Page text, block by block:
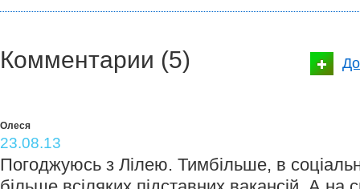
Комментарии (5)
Олеся
23.08.13
Погоджуюсь з Лілею. Тимбільше, в